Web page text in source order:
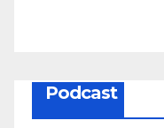
Podcast